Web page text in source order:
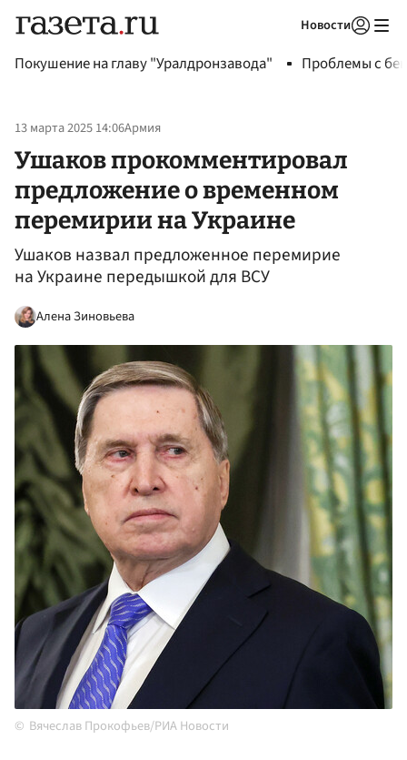
Новости
Покушение на главу "Уралдронзавода" Проблемы с
13 марта 2025 14:06Армия
Ушаков прокомментировал
предложение о временном
перемирии на Украине
Ушаков назвал предложенное перемирие
на Украине передышкой для ВСУ
Алена Зиновьева
Вячеслав Прокофьев/РИА Новости